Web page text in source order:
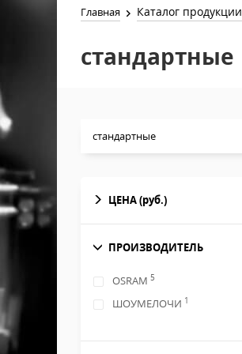
Главная Каталог продукции
стандартные
стандартные
ЦЕНА(руб.)
ПРОИЗВОДИТЕЛЬ
OSRAM 5
ШОУМЕЛОЧИ 1